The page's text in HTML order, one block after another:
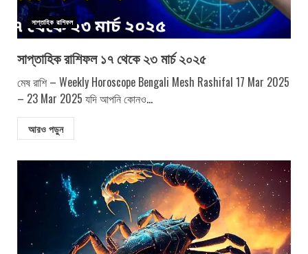
সাপ্তাহিক রাশিফল
সাপ্তাহিক রাশিফল ১৭ থেকে ২৩ মার্চ ২০২৫
মেষ রাশি – Weekly Horoscope Bengali Mesh Rashifal 17 Mar 2025
– 23 Mar 2025 যদি আপনি কোনও...
আরও পড়ুন